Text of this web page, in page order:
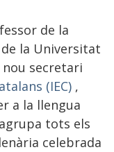
de la
la Universitat
secretari
(IEC) ,
a la llengua
tots els
celebrada